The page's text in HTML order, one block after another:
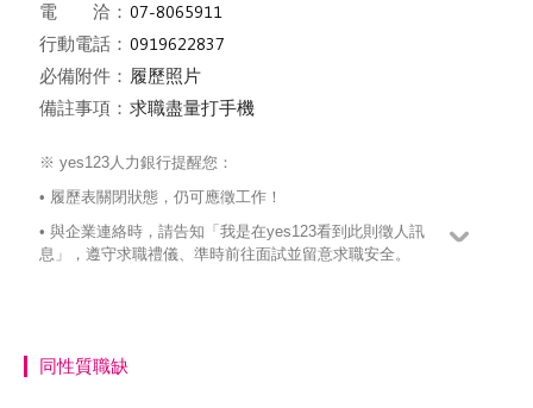
電 洽：
行動電話：
必備附件： 履歷照片
備註事項： 求職盡量打手機
※ yes123人力銀行提醒您：
• 履歷表關閉狀態，仍可應徵工作！
• 與企業連絡時，請告知「我是在yes123看到此則徵人訊
息」，遵守求職禮儀、準時前往面試並留意求職安全。
同性質職缺